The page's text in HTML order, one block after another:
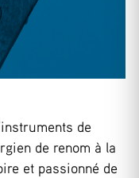
de
de renom à la
et passionné de